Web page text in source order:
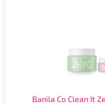
Banila Co Clean It